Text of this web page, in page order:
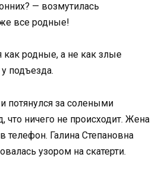
— возмутилась
все родные!
как родные, а не как злые
подъезда.
потянулся за солеными
что ничего не происходит. Жена
телефон. Галина Степановна
узором на скатерти.